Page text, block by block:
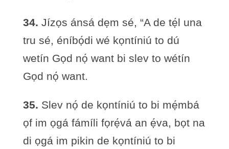
34. Jízọs ánsá dẹm sé, “A de tẹ́l una
tru sé, éníbọ́di wé kọntíniú to dú
wetín Gọd nọ́ want bi slev to wétín
Gọd nọ́ want.
35. Slev nọ́ de kọntíniú to bi mẹ́mbá
ọf im ọgá fámíli fọrẹ́vá an ẹ́va, bọt na
di ọgá im pikin de kọntíniú to bi